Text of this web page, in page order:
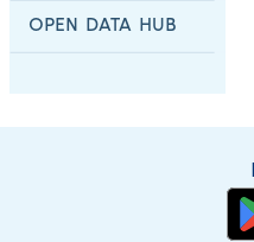
OPEN DATA HUB